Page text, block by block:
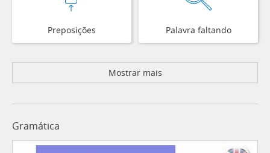
Preposições Palavra faltando
Mostrar mais
Gramática